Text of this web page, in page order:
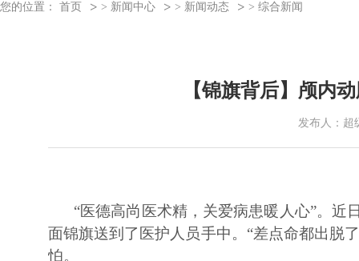
您的位置： 首页 > 新闻中心 > 新闻动态 > 综合新闻
【锦旗背后】颅内
发布人：超
“医德高尚医术精，关爱病患暖人心”。
面锦旗送到了医护人员手中。“差点命都出脱
怕。